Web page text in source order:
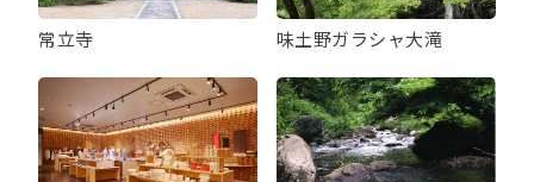
常立寺 味土野ガラシャ大滝